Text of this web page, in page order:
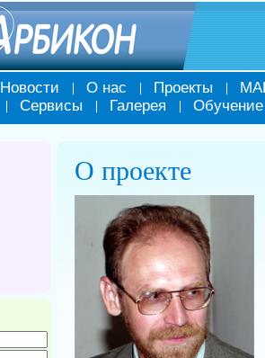
Новости О нас Проекты
Сервисы Галерея Обучение
О проекте